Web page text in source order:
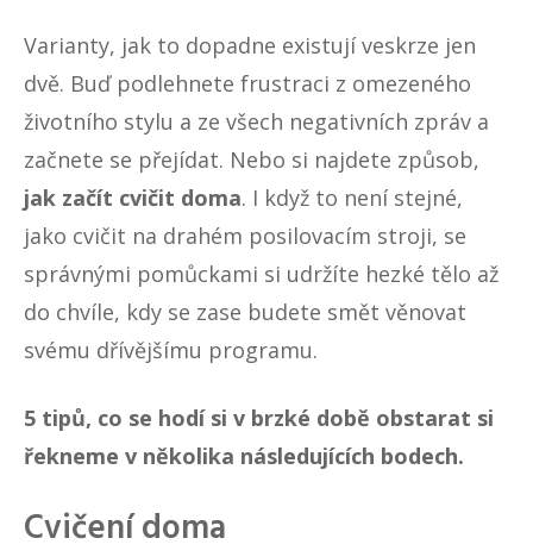
Varianty, jak to dopadne existují veskrze jen
dvě. Buď podlehnete frustraci z omezeného
životního stylu a ze všech negativních zpráv a
začnete se přejídat. Nebo si najdete způsob,
jak začít cvičit doma. I když to není stejné,
jako cvičit na drahém posilovacím stroji, se
správnými pomůckami si udržíte hezké tělo až
do chvíle, kdy se zase budete smět věnovat
svému dřívějšímu programu.
5 tipů, co se hodí si v brzké době obstarat si
řekneme v několika následujících bodech.
Cvičení doma